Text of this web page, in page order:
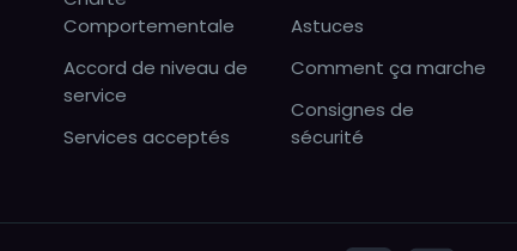
Comportementale
Accord de niveau de
service
Services acceptés
Astuces
Comment ça marche
Consignes de
sécurité